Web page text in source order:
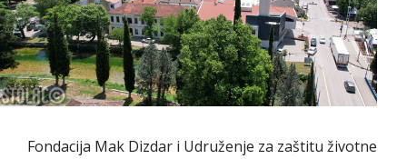
Fondacija Mak Dizdar i Udruženje za zaštitu životne